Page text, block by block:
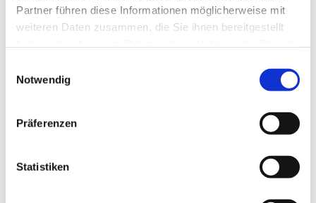
Partner führen diese Informationen möglicherweise mit
weiteren Daten zusammen, die Sie ihnen bereitgestellt
Notwendig
Präferenzen
Statistiken